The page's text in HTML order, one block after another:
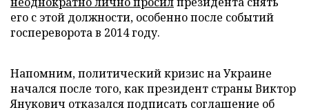
его с этой должности, особенно после событий
госпереворота в 2014 году.
Напомним, политический кризис на Украине
начался после того, как президент страны Виктор
Янукович отказался подписать соглашение об